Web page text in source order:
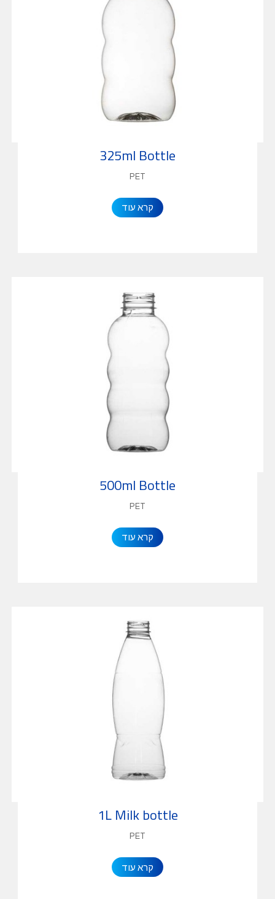
325ml Bottle
PET
קרא עוד
500ml Bottle
PET
קרא עוד
1L Milk bottle
PET
קרא עוד